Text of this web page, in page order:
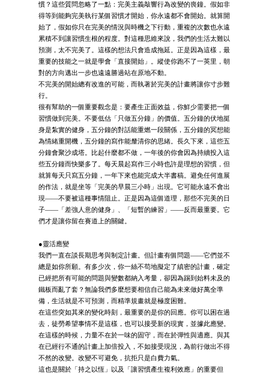
慣？這些質問忽略了一點：完美主義敲響行為改變的喪鐘。假如非
得等到能夠完美執行某個習慣才開始，你永遠都不會開始。就算開
始了，假如你只在完美的情況與時機之下行動，重複的次數也永遠
累積不到讓習慣生根的程度。對這種思維來說，我們的生活太難以
預測，太不完美了。這樣的想法只會造成拖延。正是因為這樣，最
重要的技能之一就是學會「直接開始」。縱使你跑不了一英里，朝
對的方向邁出一步也遠遠勝過站在原地不動。
不完美的開始總有改進的可能，而執著於完美的計畫將讓你寸步難
行。
很有幫助的一個重要觀念是：要產生正面效益，你鮮少需要把一個
習慣做到完美。不要低估「只做五分鐘」的價值。五分鐘的伏地挺
身是紮實的健身，五分鐘的對話能重燃一段關係，五分鐘的冥想能
為情緒重開機，五分鐘的寫作能釐清你的思緒。長久下來，這些五
分鐘會聚沙成塔。比起什麼都不做，一年後的你會因為持續投入這
些五分鐘而快樂多了。每天晨起寫作三小時也許是理想的習慣，但
就算每天只寫五分鐘，一年下來也能完成大半書稿。避免任何進展
的作法，就是坐等「完美的早晨三小時」出現。它可能永遠不會出
現——不要被這種事情阻止。正是因為這個道理，那些不完美的日
子——「差強人意的健身」、「短暫的練習」——反而最重要。它
們才是讓你留在賽道上的關鍵。
●靈活應變
我們一直在談長期思考與制定計畫。但計畫有個問題——它們並不
總是如你所願。有多少次，你一絲不苟地擬定了縝密的計畫，確定
已經把所有可能的問題與變數都納入考量，卻因為踢到始料未及的
鐵板而亂了套？無論我們多麼想要相信自己能為未來做好萬全準
備，生活就是不可預測，而精準規畫就是極度困難。
在這些突如其來的變化時刻，最重要的是你的回應。你可以困在過
去，徒勞希望事情不是這樣，也可以接受新的現實，並據此應變。
在這樣的時候，力量不在於一味的固守，而在於彈性與適應。與其
在已經行不通的計畫上加倍投入，不如接受現況，為前行做出不得
不然的改變。改變不可避免，抗拒只是白費力氣。
這也是關於「持之以恆」以及「讓習慣產生複利效應」的重要但